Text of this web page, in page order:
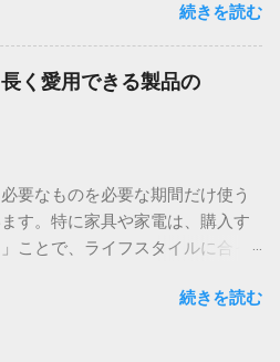
ることができます。 この記事で
し、限られた時間を自分にとっ
体的な考え方と手法を解説しま
、理想の暮らしを実現するため
ん。その先にある「自分らしい
取り戻すことにあります。 1-1.
めの現状把握 まずは、日々のス
に見つめ直すことから始めまし
、何が負担になっているのかを
初めて挑戦してみたい方にとっ
境を選ぶことが、無理なく長く
す。 ＞ [直感的な操作で投資体
ちら] 将来の生活を想像したと
大丈夫かな？」と不安を感じる
生活に追われていると、どうし
する備えは、特別な才能や大き
ません。むしろ、毎日の小さな
て、驚くほど着実に準備を進め
れるための「無理のない資産形
続きを読む
く愛用できる製品の
要なものを必要な期間だけ使う
す。特に家具や家電は、購入す
ことで、ライフスタイルに合っ
一時的な利用など、状況に合わ
続きを読む